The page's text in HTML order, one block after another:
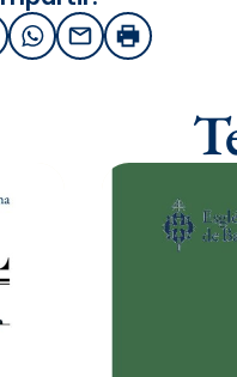
Twitter
WhatsApp
EmailImprimir